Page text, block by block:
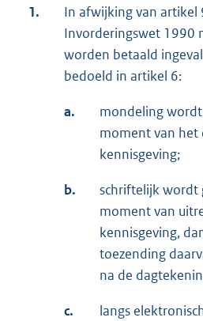
1.
In afwijking van artikel
Invorderingswet 1990
worden betaald
bedoeld in artikel 6:
a.
mondeling
moment van het
kennisgeving;
b.
schriftelijk wordt
moment van
kennisgeving,
toezending
na de
c.
langs